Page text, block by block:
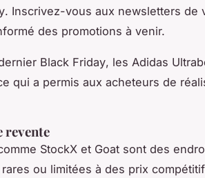
. Inscrivez-vous aux newsletters de
des promotions à venir.
Black Friday, les Adidas
qui a permis aux acheteurs de
revente
StockX et Goat sont des
ou limitées à des prix